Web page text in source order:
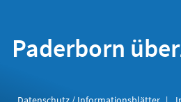
Paderborn